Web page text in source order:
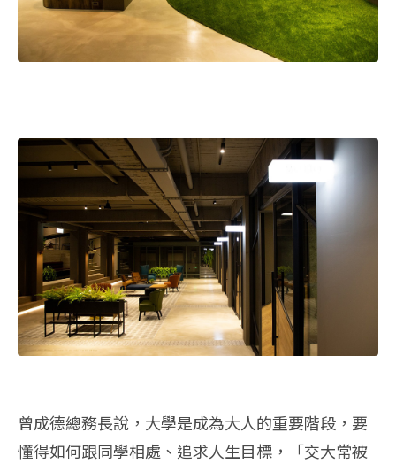
曾成德總務長說，大學是成為大人的重要階段，要
懂得如何跟同學相處、追求人生目標，「交大常被